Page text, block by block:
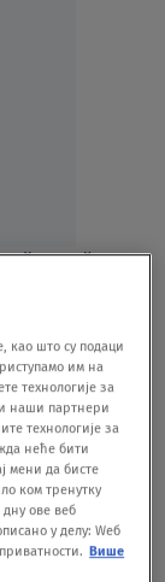
što može":
izbore
biti u zemlji
u kampanju
u
stigao
njihova
као што су подаци
им на
технологије за
наши партнери
технологије за
неће бити
мени да бисте
ком тренутку
ове веб
у делу: Wеб
Више